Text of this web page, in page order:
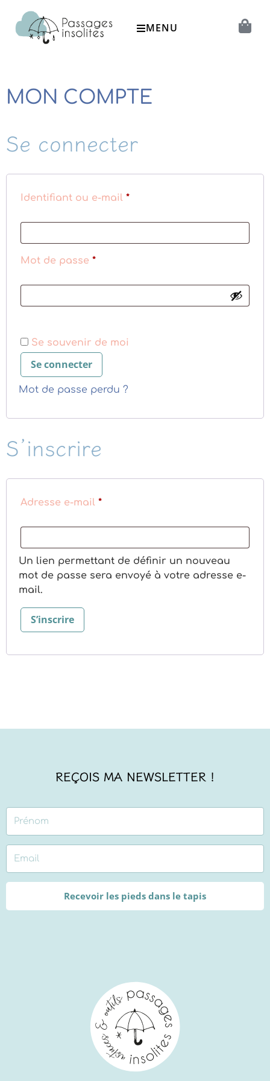
MENU
MON COMPTE
Se connecter
Identifiant ou e-mail *
Mot de passe *
Se souvenir de moi
Se connecter
Mot de passe perdu ?
S’inscrire
Adresse e-mail *
Un lien permettant de définir un nouveau
mot de passe sera envoyé à votre adresse e-
mail.
S’inscrire
REÇOIS MA NEWSLETTER !
Recevoir les pieds dans le tapis